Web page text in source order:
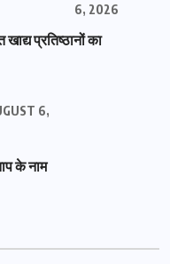
6, 2026
प्रतिष्ठानों का
6,
के नाम